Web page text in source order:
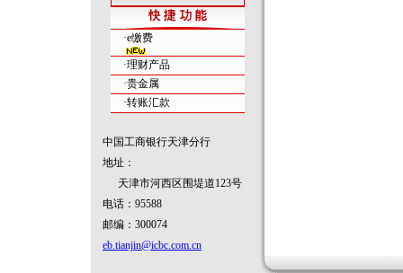
·e缴费
·理财产品
·贵金属
·转账汇款
中国工商银行天津分行
地址：
天津市河西区围堤道123号
电话：95588
邮编：300074
eb.tianjin@icbc.com.cn